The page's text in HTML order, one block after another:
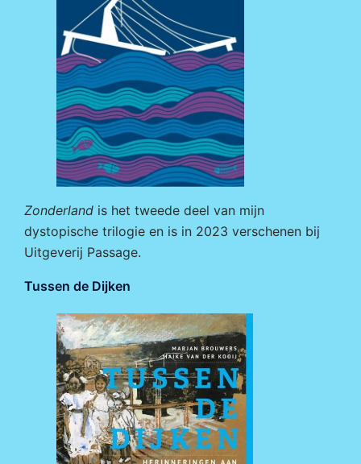
Zonderland is het tweede deel van mijn
dystopische trilogie en is in 2023 verschenen bij
Uitgeverij Passage.
Tussen de Dijken